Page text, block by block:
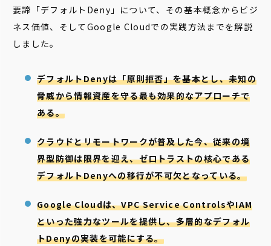
要諦「デフォルトDeny」について、その基本概念からビジ
ネス価値、そしてGoogle Cloudでの実践方法までを解説
しました。
デフォルトDenyは「原則拒否」を基本とし、未知の
脅威から情報資産を守る最も効果的なアプローチで
ある。
クラウドとリモートワークが普及した今、従来の境
界型防御は限界を迎え、ゼロトラストの核心である
デフォルトDenyへの移行が不可欠となっている。
Google Cloudは、VPC Service ControlsやIAM
といった強力なツールを提供し、多層的なデフォル
トDenyの実装を可能にする。